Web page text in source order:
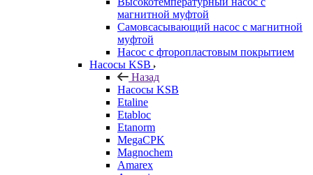
магнитной муфтой
Самовсасывающий насос с магнитной
муфтой
Насос с фторопластовым покрытием
Насосы KSB
Назад
Насосы KSB
Etaline
Etabloc
Etanorm
MegaCPK
Magnochem
Amarex